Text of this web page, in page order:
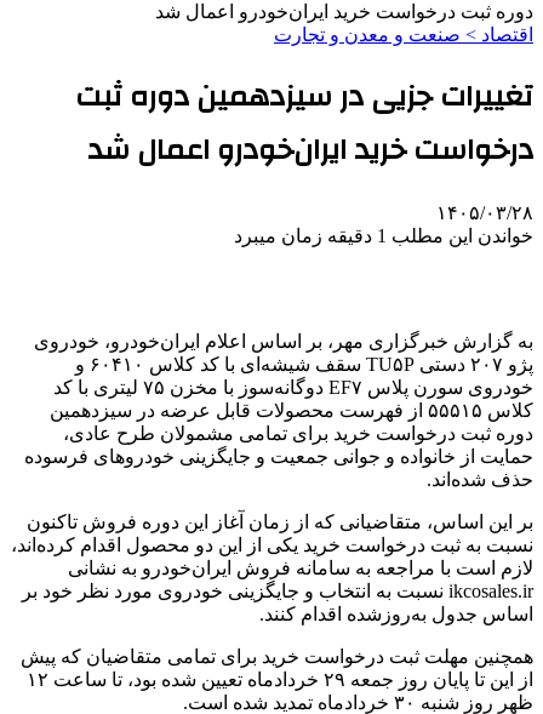
دوره ثبت درخواست خرید ایران‌خودرو اعمال شد
اقتصاد > صنعت و معدن و تجارت
تغییرات جزیی در سیزدهمین دوره ثبت
درخواست خرید ایران‌خودرو اعمال شد
۱۴۰۵/۰۳/۲۸
خواندن این مطلب 1 دقیقه زمان میبرد
به گزارش خبرگزاری مهر، بر اساس اعلام ایران‌خودرو، خودروی
پژو ۲۰۷ دستی TU۵P سقف شیشه‌ای با کد کلاس ۶۰۴۱۰ و
خودروی سورن پلاس EF۷ دوگانه‌سوز با مخزن ۷۵ لیتری با کد
کلاس ۵۵۵۱۵ از فهرست محصولات قابل عرضه در سیزدهمین
دوره ثبت درخواست خرید برای تمامی مشمولان طرح عادی،
حمایت از خانواده و جوانی جمعیت و جایگزینی خودروهای فرسوده
حذف شده‌اند.
بر این اساس، متقاضیانی که از زمان آغاز این دوره فروش تاکنون
نسبت به ثبت درخواست خرید یکی از این دو محصول اقدام کرده‌اند،
لازم است با مراجعه به سامانه فروش ایران‌خودرو به نشانی
ikcosales.ir نسبت به انتخاب و جایگزینی خودروی مورد نظر خود بر
اساس جدول به‌روزشده اقدام کنند.
همچنین مهلت ثبت درخواست خرید برای تمامی متقاضیان که پیش
از این تا پایان روز جمعه ۲۹ خردادماه تعیین شده بود، تا ساعت ۱۲
ظهر روز شنبه ۳۰ خردادماه تمدید شده است.